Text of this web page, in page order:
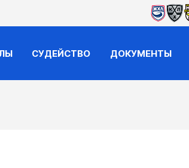
СУДЕЙСТВО ДОКУМЕНТЫ